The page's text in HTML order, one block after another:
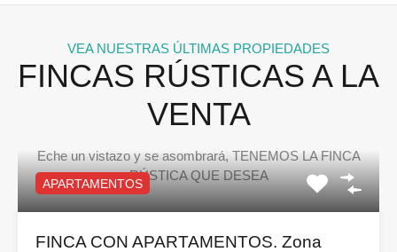
VEA NUESTRAS ÚLTIMAS PROPIEDADES
FINCAS RÚSTICAS A LA
VENTA
Eche un vistazo y se asombrará, TENEMOS LA FINCA
RÚSTICA QUE DESEA
APARTAMENTOS
FINCA CON APARTAMENTOS. Zona